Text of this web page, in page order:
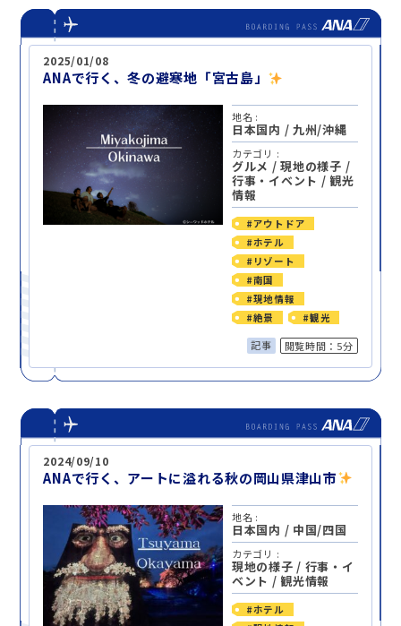
2025/01/08
ANAで行く、冬の避寒地「宮古島」
地名 :
日本国内 /九州/沖縄
カテゴリ :
グルメ /現地の様子 /
行事・イベント / 観光
情報
#アウトドア
#ホテル
#リゾート
#南国
#現地情報
#絶景
#観光
記事 閲覧時間：5分
2024/09/10
ANAで行く、アートに溢れる秋の岡山県津山市
地名 :
日本国内 / 中国/四国
カテゴリ :
現地の様子 / 行事・イ
ベント / 観光情報
#ホテル